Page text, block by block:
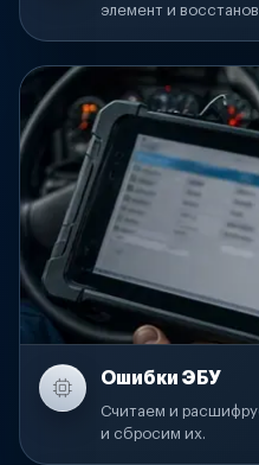
элемент и
Ошибки ЭБУ
Считаем и
и сбросим их.